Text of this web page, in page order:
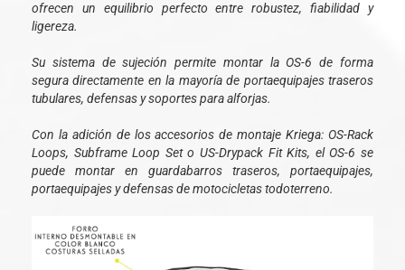
ofrecen un equilibrio perfecto entre robustez, fiabilidad y
ligereza.
Su sistema de sujeción permite montar la OS-6 de forma
segura directamente en la mayoría de portaequipajes traseros
tubulares, defensas y soportes para alforjas.
Con la adición de los accesorios de montaje Kriega: OS-Rack
Loops, Subframe Loop Set o US-Drypack Fit Kits, el OS-6 se
puede montar en guardabarros traseros, portaequipajes,
portaequipajes y defensas de motocicletas todoterreno.